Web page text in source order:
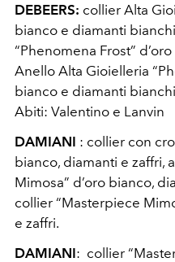
DEBEERS: collier Alta
bianco e diamanti
“Phenomena Frost”
Anello Alta Gioielleria
bianco e diamanti
Abiti: Valentino e Lanvin
DAMIANI : collier con
bianco, diamanti e zaffri,
Mimosa” d’oro bianco,
collier “Masterpiece
e zaffri.
DAMIANI: collier